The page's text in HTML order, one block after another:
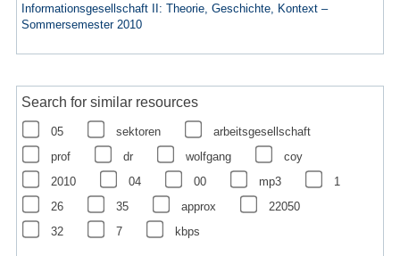
Informationsgesellschaft II: Theorie, Geschichte, Kontext –
Sommersemester 2010
Search for similar resources
05 sektoren
arbeitsgesellschaft
prof
dr wolfgang
coy
2010
04 00 mp3
1
26
35 approx
22050
32
7 kbps